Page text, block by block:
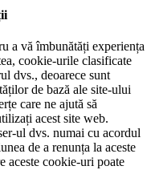
a vă îmbunătăți experiența
cookie-urile clasificate
dvs., deoarece sunt
de bază ale site-ului
care ne ajută să
acest site web.
ul dvs. numai cu acordul
de a renunța la aceste
aceste cookie-uri poate